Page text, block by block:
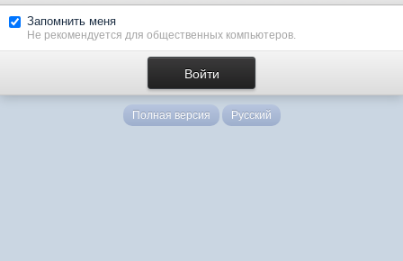
Запомнить меня
Не рекомендуется для общественных компьютеров.
Полная версия Русский